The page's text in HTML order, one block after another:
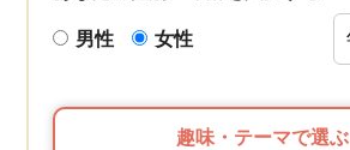
男性 女性
趣味・テーマで選ぶ